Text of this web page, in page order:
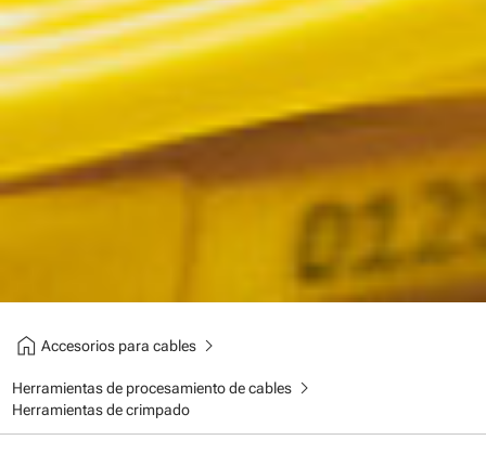
home Accesorios para cableschevron_right
Herramientas de procesamiento de cableschevron_right
Herramientas de crimpado